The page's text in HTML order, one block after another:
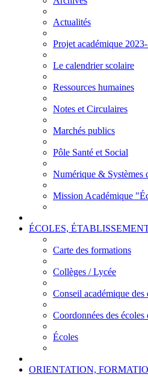
Actualités
Projet académique
Le calendrier scolaire
Ressources humaines
Notes et Circulaires
Marchés publics
Pôle Santé et Social
Numérique & Systèmes
Mission Académique
ÉCOLES,
Carte des formations
Collèges / Lycée
Conseil académique des
Coordonnées des écoles
Écoles
ORIENTATION,